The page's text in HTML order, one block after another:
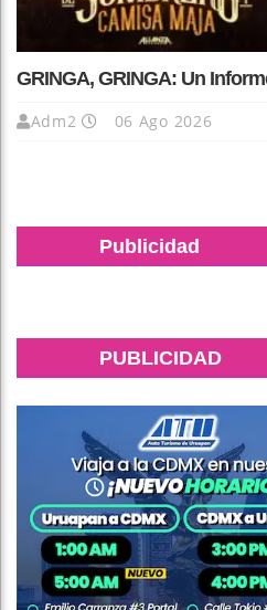
GRINGA, GRINGA: Un
Adm2 06 Ago 2026
Publicidad
PUBLICIDAD